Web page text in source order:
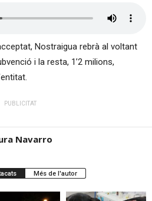
Nostraigua rebrà al voltant
i la resta, 1’2 milions,
PUBLICITAT
Navarro
Més de l'autor